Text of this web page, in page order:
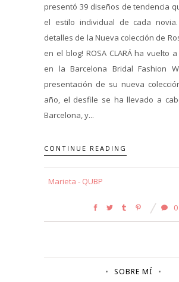
presentó 39 diseños de tendencia
el estilo individual de cada novia.
detalles de la Nueva colección de
en el blog! ROSA CLARÁ ha vuelto
en la Barcelona Bridal Fashion
presentación de su nueva
año, el desfile se ha llevado a
Barcelona, y...
CONTINUE READING
Marieta - QUBP
SOBRE MÍ